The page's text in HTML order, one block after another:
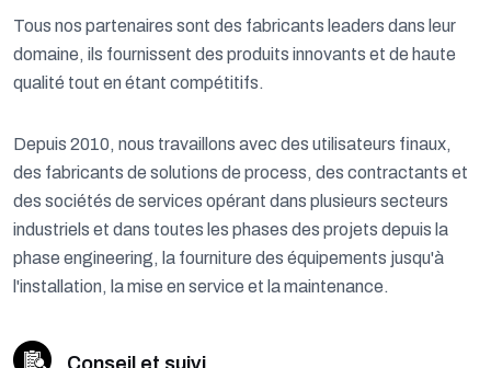
Tous nos partenaires sont des fabricants leaders dans leur
domaine, ils fournissent des produits innovants et de haute
qualité tout en étant compétitifs.
Depuis 2010, nous travaillons avec des utilisateurs finaux,
des fabricants de solutions de process, des contractants et
des sociétés de services opérant dans plusieurs secteurs
industriels et dans toutes les phases des projets depuis la
phase engineering, la fourniture des équipements jusqu'à
l'installation, la mise en service et la maintenance.
Conseil et suivi